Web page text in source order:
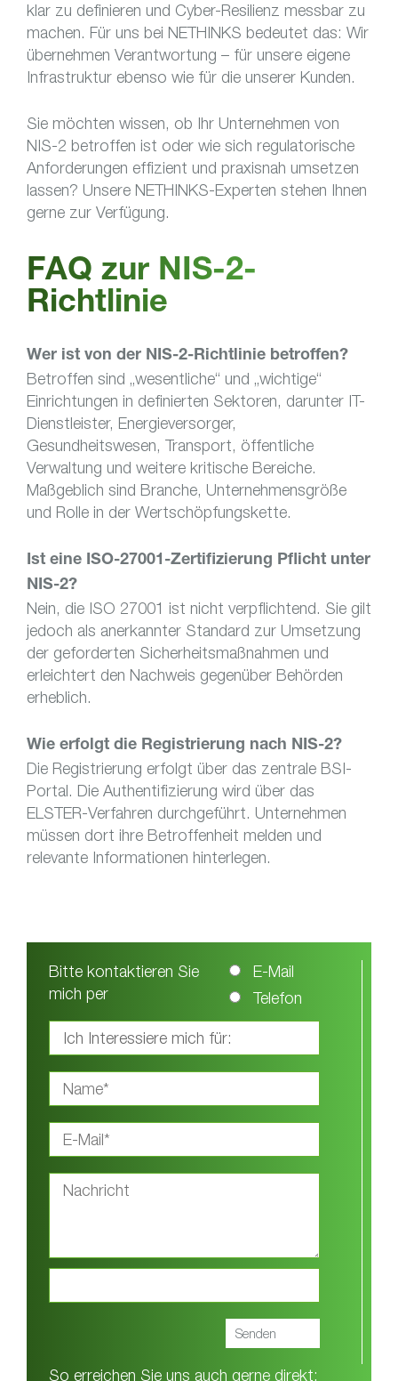
klar zu definieren und Cyber-Resilienz messbar zu
machen. Für uns bei NETHINKS bedeutet das: Wir
übernehmen Verantwortung – für unsere eigene
Infrastruktur ebenso wie für die unserer Kunden.
Sie möchten wissen, ob Ihr Unternehmen von
NIS-2 betroffen ist oder wie sich regulatorische
Anforderungen effizient und praxisnah umsetzen
lassen? Unsere NETHINKS-Experten stehen Ihnen
gerne zur Verfügung.
FAQ zur NIS-2-
Richtlinie
Wer ist von der NIS-2-Richtlinie betroffen?
Betroffen sind „wesentliche“ und „wichtige“
Einrichtungen in definierten Sektoren, darunter IT-
Dienstleister, Energieversorger,
Gesundheitswesen, Transport, öffentliche
Verwaltung und weitere kritische Bereiche.
Maßgeblich sind Branche, Unternehmensgröße
und Rolle in der Wertschöpfungskette.
Ist eine ISO-27001-Zertifizierung Pflicht unter
NIS-2?
Nein, die ISO 27001 ist nicht verpflichtend. Sie gilt
jedoch als anerkannter Standard zur Umsetzung
der geforderten Sicherheitsmaßnahmen und
erleichtert den Nachweis gegenüber Behörden
erheblich.
Wie erfolgt die Registrierung nach NIS-2?
Die Registrierung erfolgt über das zentrale BSI-
Portal. Die Authentifizierung wird über das
ELSTER-Verfahren durchgeführt. Unternehmen
müssen dort ihre Betroffenheit melden und
relevante Informationen hinterlegen.
Bitte kontaktieren Sie
mich per
E-Mail
Telefon
So erreichen Sie uns auch gerne direkt: